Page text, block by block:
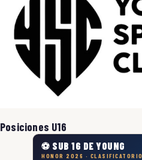
Posiciones U16
⚽ SUB 16 DE YOUNG
HONOR 2026 · CLASIFICATORIO